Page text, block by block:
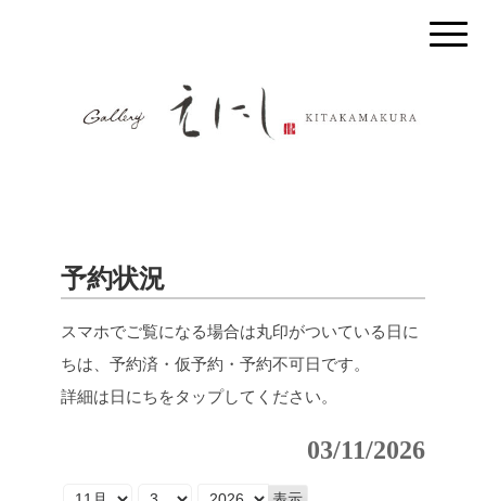
予約状況
スマホでご覧になる場合は丸印がついている日に
ちは、予約済・仮予約・予約不可日です。
詳細は日にちをタップしてください。
03/11/2026